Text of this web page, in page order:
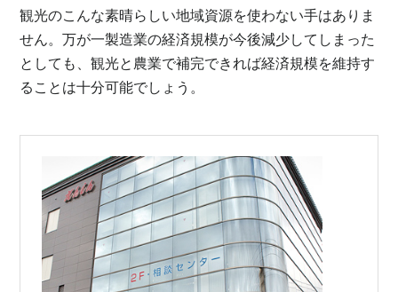
観光のこんな素晴らしい地域資源を使わない手はありま
せん。万が一製造業の経済規模が今後減少してしまった
としても、観光と農業で補完できれば経済規模を維持す
ることは十分可能でしょう。